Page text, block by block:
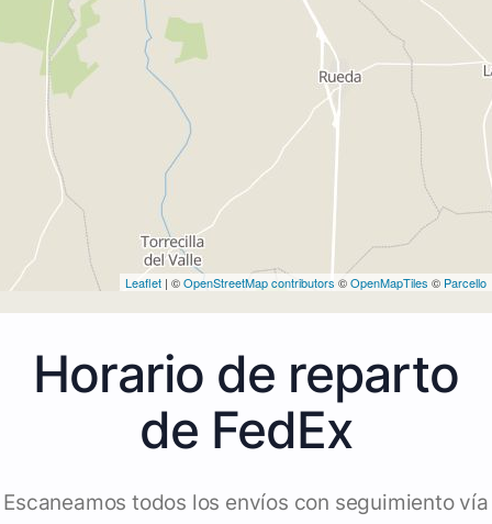
Leaflet | ©OpenStreetMap contributors ©OpenMapTiles © Parcello
Horario de reparto
de FedEx
Escaneamos todos los envíos con seguimiento vía